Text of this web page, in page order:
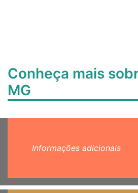
Conheça mais
MG
Informações adicionais